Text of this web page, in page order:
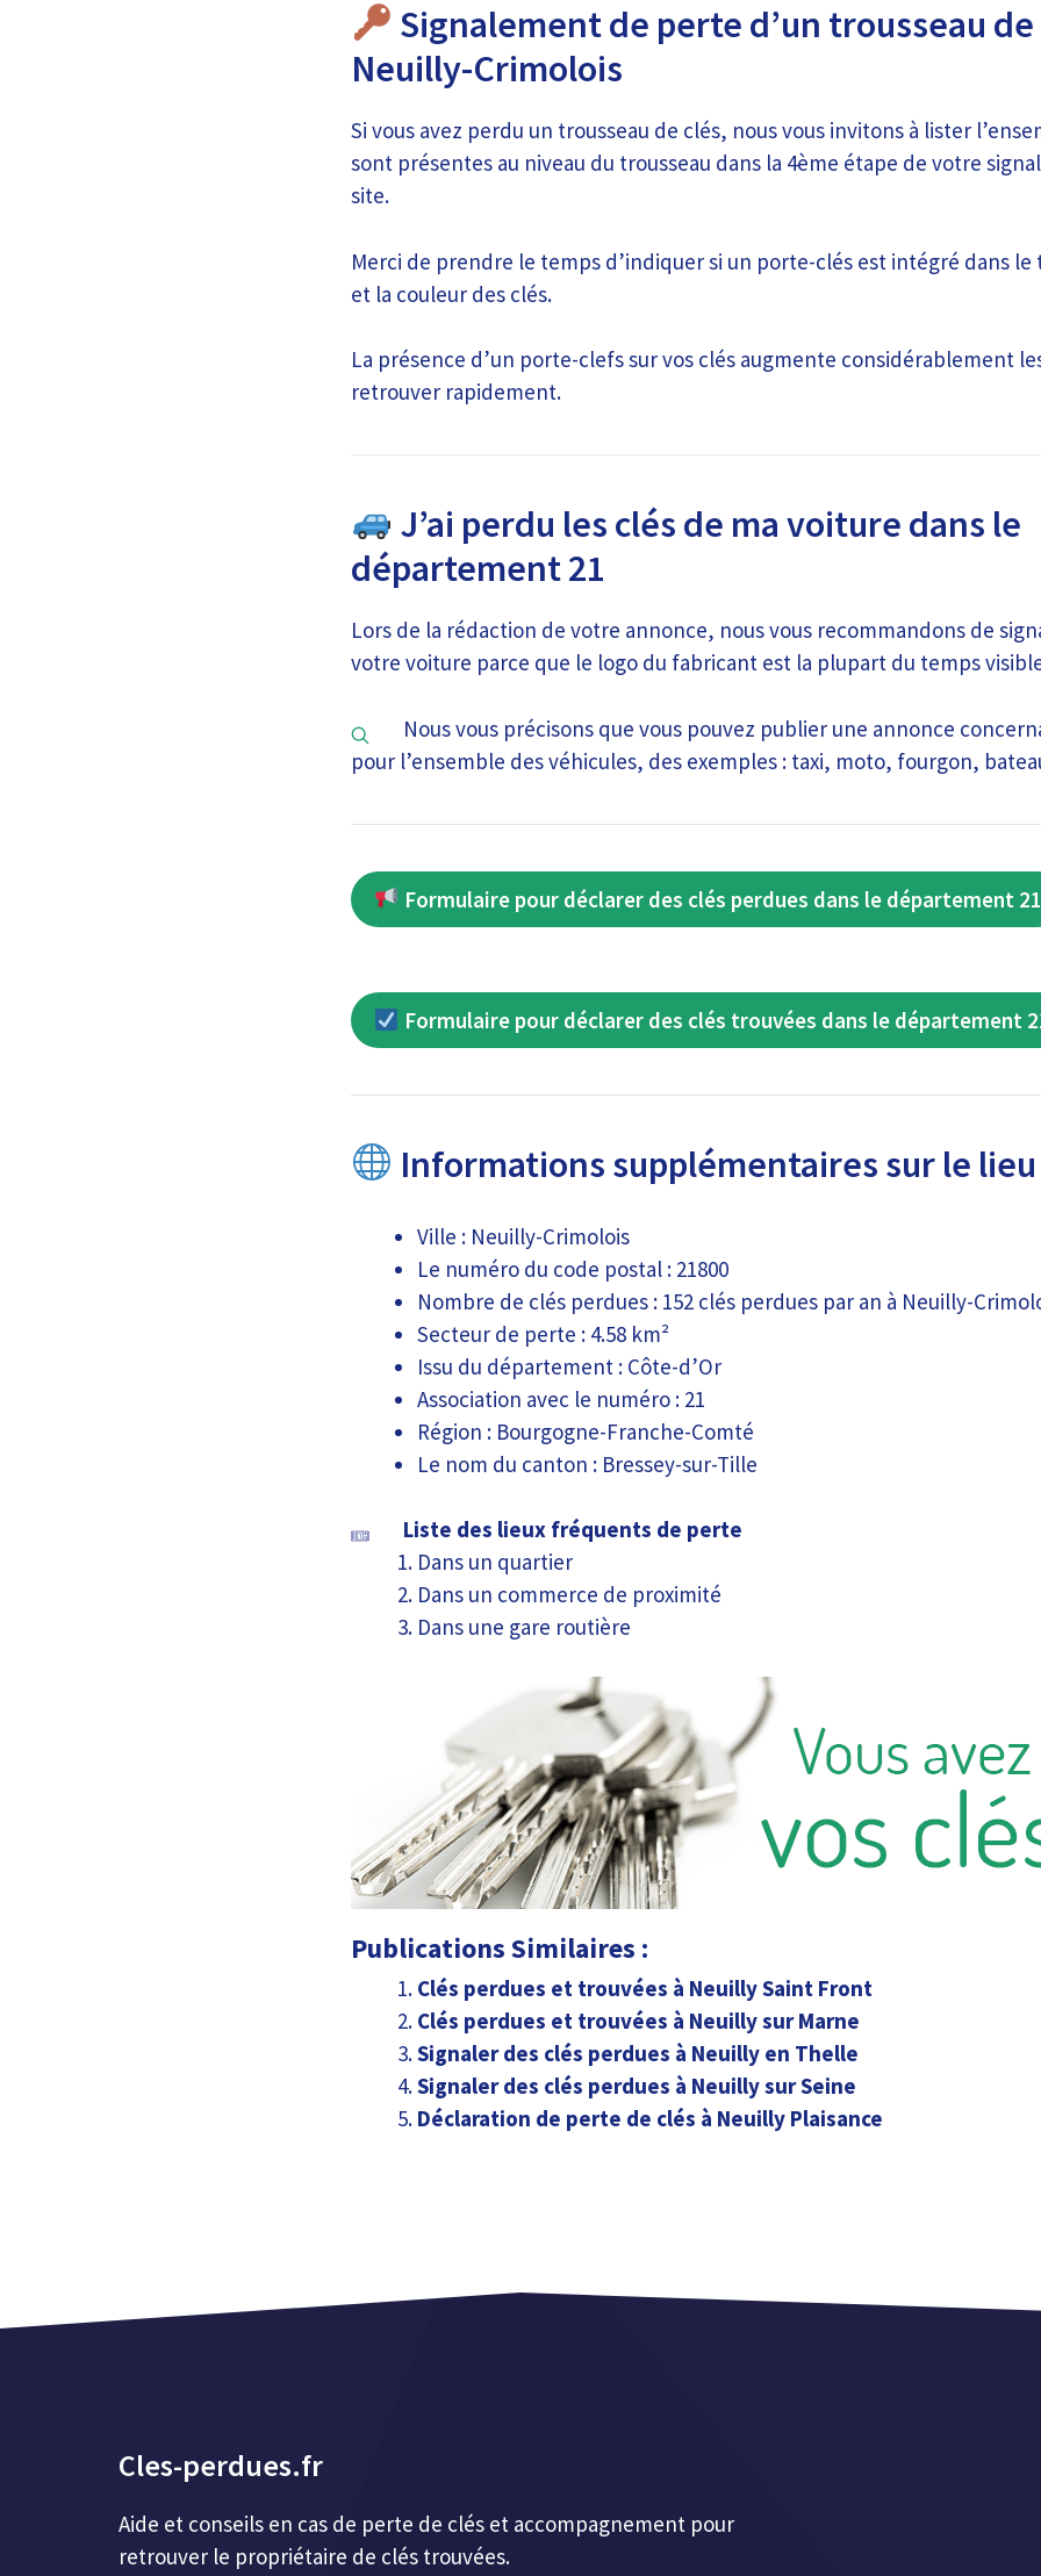
Signalement de perte d’un trousseau de
Neuilly-Crimolois
Si vous avez perdu un trousseau de clés, nous vous invitons à lister
sont présentes au niveau du trousseau dans la 4ème étape de votre
site.
Merci de prendre le temps d’indiquer si un porte-clés est intégré dans le
et la couleur des clés.
La présence d’un porte-clefs sur vos clés augmente considérablement
retrouver rapidement.
J’ai perdu les clés de ma voiture dans le
département 21
Lors de la rédaction de votre annonce, nous vous recommandons de
votre voiture parce que le logo du fabricant est la plupart du temps
Nous vous précisons que vous pouvez publier une annonce
pour l’ensemble des véhicules, des exemples : taxi, moto, fourgon,
Formulaire pour déclarer des clés perdues dans le département 21
Formulaire pour déclarer des clés trouvées dans le département
Informations supplémentaires sur le lieu
Ville : Neuilly-Crimolois
Le numéro du code postal : 21800
Nombre de clés perdues : 152 clés perdues par an à Neuilly-
Secteur de perte : 4.58 km²
Issu du département : Côte-d’Or
Association avec le numéro : 21
Région : Bourgogne-Franche-Comté
Le nom du canton : Bressey-sur-Tille
Liste des lieux fréquents de perte
Dans un quartier
Dans un commerce de proximité
Dans une gare routière
Publications Similaires :
Clés perdues et trouvées à Neuilly Saint Front
Clés perdues et trouvées à Neuilly sur Marne
Signaler des clés perdues à Neuilly en Thelle
Signaler des clés perdues à Neuilly sur Seine
Déclaration de perte de clés à Neuilly Plaisance
Cles-perdues.fr
Aide et conseils en cas de perte de clés et accompagnement pour
retrouver le propriétaire de clés trouvées.